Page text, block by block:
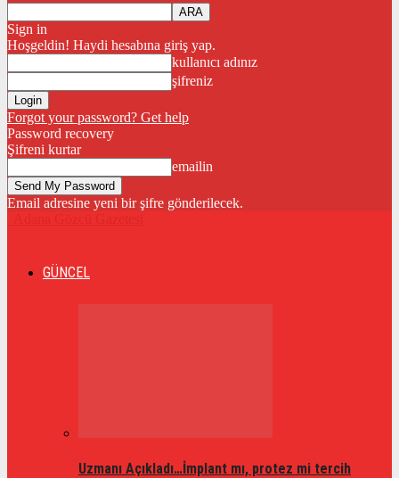
Sign in
Hoşgeldin! Haydi hesabına giriş yap.
kullanıcı adınız
şifreniz
Forgot your password? Get help
Password recovery
Şifreni kurtar
emailin
Email adresine yeni bir şifre gönderilecek.
GÜNCEL
Uzmanı Açıkladı…İmplant mı, protez mi tercih